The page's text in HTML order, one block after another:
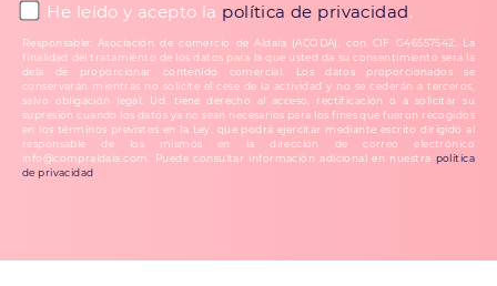
He leído y acepto la política de privacidad.
Responsable: Asociación de comercio de Aldaia (ACODA), con CIF G46557542. La
finalidad del tratamiento de los datos para la que usted da su consentimiento será la
dela de proporcionar contenido comercial. Los datos proporcionados se
conservarán mientras no solicite el cese de la actividad y no se cederán a terceros,
salvo obligación legal. Ud. tiene derecho al acceso, rectificación o a solicitar su
supresión cuando los datos ya no sean necesarios para los fines que fueron recogidos
en los términos previstos en la Ley, que podrá ejercitar mediante escrito dirigido al
responsable de los mismos en la dirección de correo electrónico
info@compraldaia.com. Puede consultar información adicional en nuestra política
de privacidad